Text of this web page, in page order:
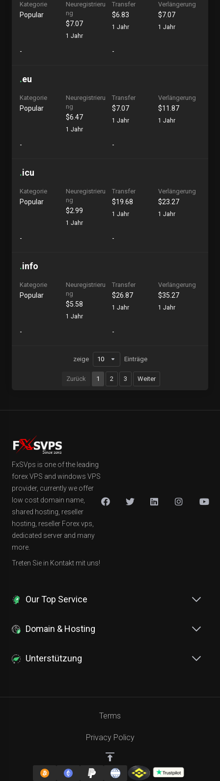
Kategorie
Popular
Neuregistrieru
ng
$7.07
1 Jahr
Transfer
$6.83
1 Jahr
Verlängerung
$7.07
1 Jahr
- -
.eu
Kategorie
Popular
Neuregistrieru
ng
$6.47
1 Jahr
Transfer
$7.07
1 Jahr
Verlängerung
$11.87
1 Jahr
- -
.icu
Kategorie
Popular
Neuregistrieru
ng
$2.99
1 Jahr
Transfer
$19.68
1 Jahr
Verlängerung
$23.27
1 Jahr
- -
.info
Kategorie
Popular
Neuregistrieru
ng
$5.58
1 Jahr
Transfer
$26.87
1 Jahr
Verlängerung
$35.27
1 Jahr
- -
Zurück 1 2 3 Weiter
zeige Einträge
FxSVps is one of the leading
forex VPS and windows VPS
provider, currently we offer
low cost domain name,
shared hosting, reseller
hosting, reseller Forex vps,
dedicated server and many
more.
Treten Sie in Kontakt mit uns!
Our Top Service
Domain & Hosting
Unterstützung
Terms
Privacy Policy